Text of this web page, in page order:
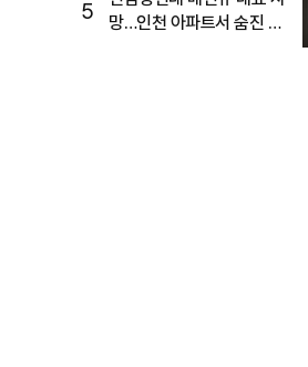
5
망…인천 아파트서 숨진 채